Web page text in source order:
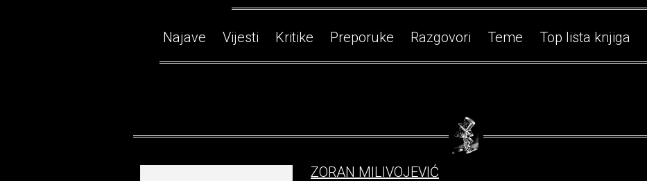
Najave Vijesti Kritike Preporuke Razgovori Teme Top lista knjiga
ZORAN MILIVOJEVIĆ